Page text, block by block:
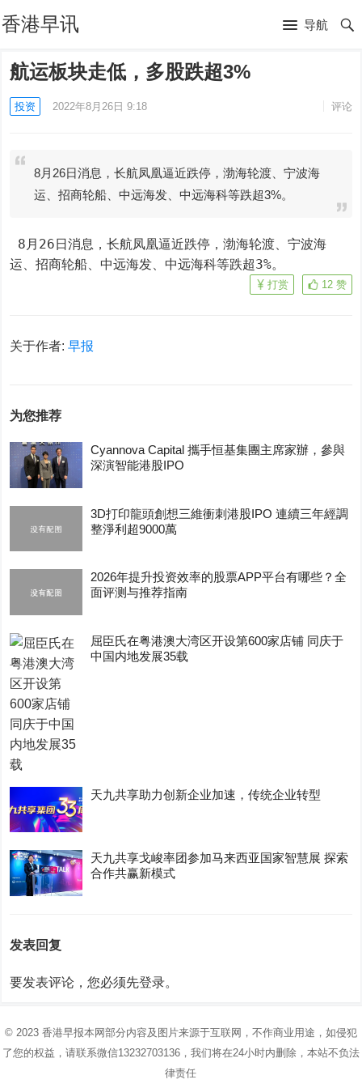
香港早讯 导航
航运板块走低，多股跌超3%
投资 2022年8月26日 9:18 评论
8月26日消息，长航凤凰逼近跌停，渤海轮渡、宁波海
运、招商轮船、中远海发、中远海科等跌超3%。
运、招商轮船、中远海发、中远海科等跌超3%。
12 赞
打赏
关于作者:早报
为您推荐
Cyannova Capital 攜手恒基集團主席家辦，參與
深演智能港股IPO
3D打印龍頭創想三維衝刺港股IPO 連續三年經調
整淨利超9000萬
2026年提升投资效率的股票APP平台有哪些？全
面评测与推荐指南
屈臣氏在粤港澳大湾区开设第600家店铺 同庆于
中国内地发展35载
天九共享助力创新企业加速，传统企业转型
天九共享戈峻率团参加马来西亚国家智慧展 探索
合作共赢新模式
发表回复
要发表评论，您必须先登录。
© 2023 香港早报本网部分内容及图片来源于互联网，不作商业用途，如侵犯
了您的权益，请联系微信13232703136，我们将在24小时内删除，本站不负法
律责任